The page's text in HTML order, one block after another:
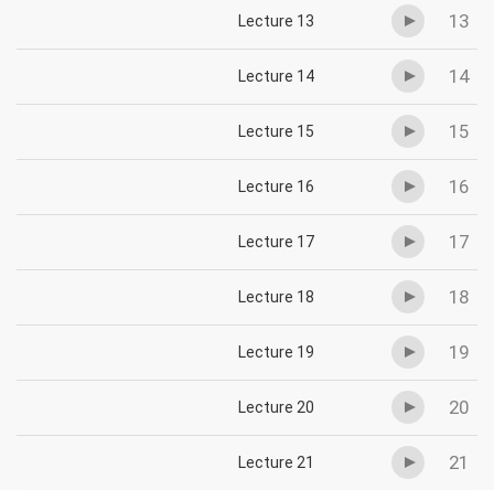
13
Lecture 13
14
Lecture 14
15
Lecture 15
16
Lecture 16
17
Lecture 17
18
Lecture 18
19
Lecture 19
20
Lecture 20
21
Lecture 21